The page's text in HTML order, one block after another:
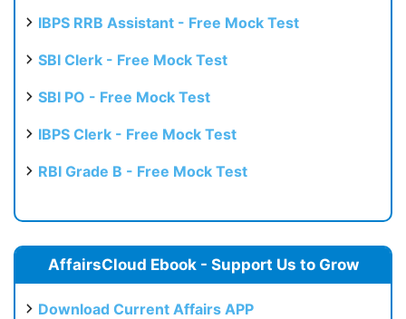
IBPS RRB Assistant - Free Mock Test
SBI Clerk - Free Mock Test
SBI PO - Free Mock Test
IBPS Clerk - Free Mock Test
RBI Grade B - Free Mock Test
AffairsCloud Ebook - Support Us to Grow
Download Current Affairs APP